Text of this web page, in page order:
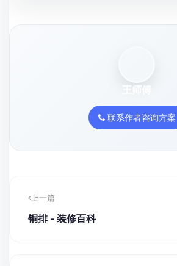
王师傅
联系作者咨询方案
上一篇
铜排 - 装修百科